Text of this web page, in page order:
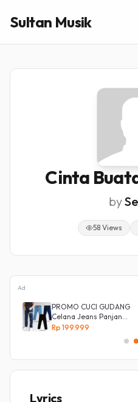
Sultan Musik
Cinta
by
58 Views
Ad
PROMO CUCI GUDANG
Celana Jeans Panjang
Size 27-38 Pria Lepis
Rp 199.999
Lyrics